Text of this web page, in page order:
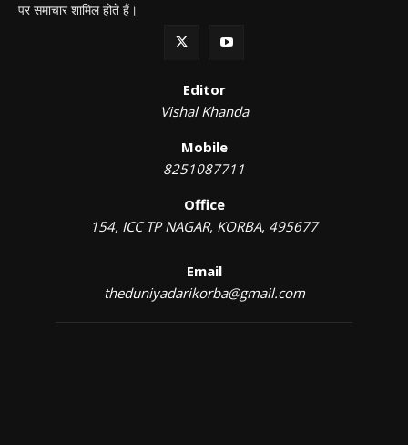
पर समाचार शामिल होते हैं।
Editor
Vishal Khanda
Mobile
8251087711
Office
154, ICC TP NAGAR, KORBA, 495677
Email
theduniyadarikorba@gmail.com